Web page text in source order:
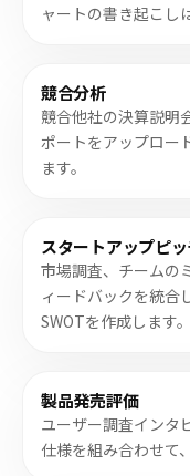
ャートの書き起こし
競合分析
競合他社の決算説明
ポートをアップロー
ます。
スタートアップピ
市場調査、チームの
ィードバックを統合
SWOTを作成します。
製品発売評価
ユーザー調査インタ
仕様を組み合わせて